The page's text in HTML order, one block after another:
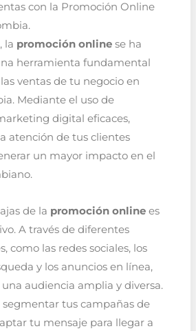
con la Promoción Online
la promoción onlinese ha
herramienta fundamental
ventas de tu negocio en
Mediante el uso de
digital eficaces,
atención de tus clientes
un mayor impacto en el
de la promoción onlinees
A través de diferentes
como las redes sociales, los
y los anuncios en línea,
audiencia amplia y diversa.
tus campañas de
tu mensaje para llegar a